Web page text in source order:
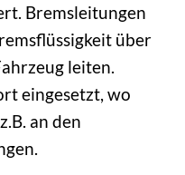
Bremsleitungen
über
leiten.
eingesetzt, wo
an den